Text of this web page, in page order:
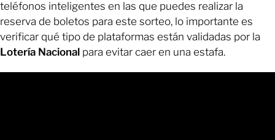
teléfonos inteligentes en las que puedes realizar la
reserva de boletos para este sorteo, lo importante es
verificar qué tipo de plataformas están validadas por la
Lotería Nacional para evitar caer en una estafa.